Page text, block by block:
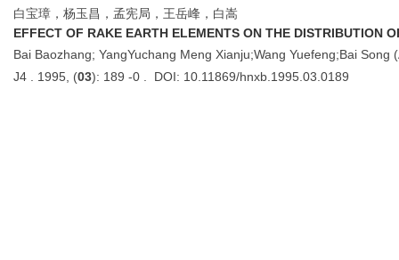
白宝璋，杨玉昌，孟宪局，王岳峰，白嵩
EFFECT OF RAKE EARTH ELEMENTS ON THE DISTRIBUTION
Bai Baozhang; YangYuchang Meng Xianju;Wang Yuefeng;Bai
J4 . 1995, (03): 189 -0 . DOI: 10.11869/hnxb.1995.03.0189